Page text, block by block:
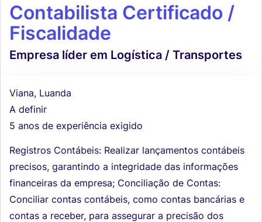
Contabilista Certificado /
Fiscalidade
Empresa líder em Logística / Transportes
Viana, Luanda
A definir
5 anos de experiência exigido
Registros Contábeis: Realizar lançamentos contábeis
precisos, garantindo a integridade das informações
financeiras da empresa; Conciliação de Contas:
Conciliar contas contábeis, como contas bancárias e
contas a receber, para assegurar a precisão dos